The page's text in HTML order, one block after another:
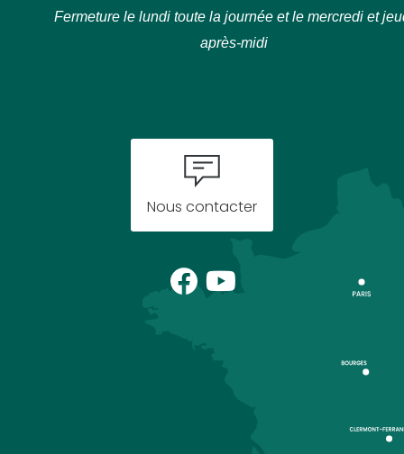
Fermeture le lundi toute la journée et le mercredi et
après-midi
Nous contacter